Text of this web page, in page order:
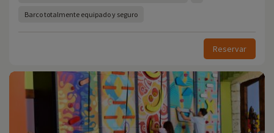
Barco totalmente equipado y seguro
Reservar